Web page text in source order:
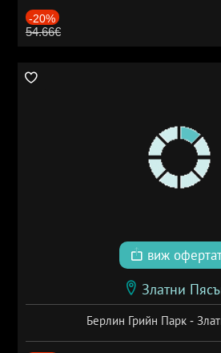
-20%
54.66€
виж
Златни
Берлин Грийн Парк -